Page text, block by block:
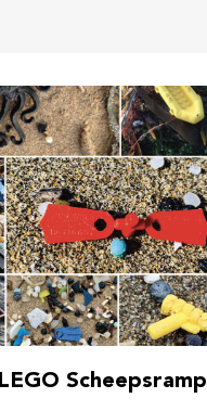
Scheepsramp